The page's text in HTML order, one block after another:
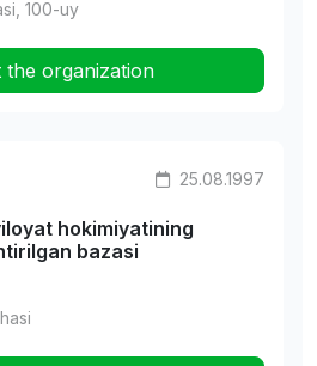
100-uy
the organization
25.08.1997
hokimiyatining
bazasi